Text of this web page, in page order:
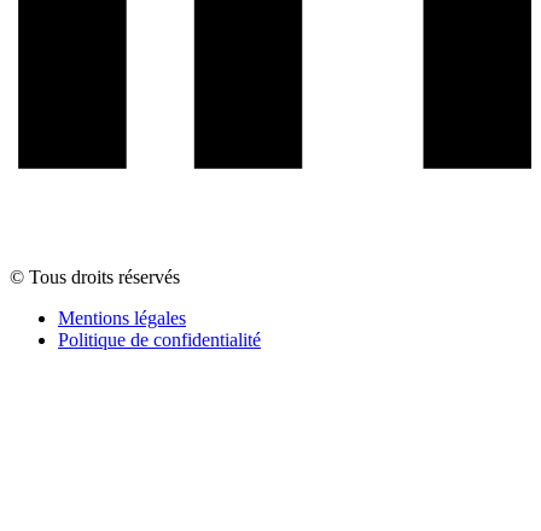
© Tous droits réservés
Mentions légales
Politique de confidentialité